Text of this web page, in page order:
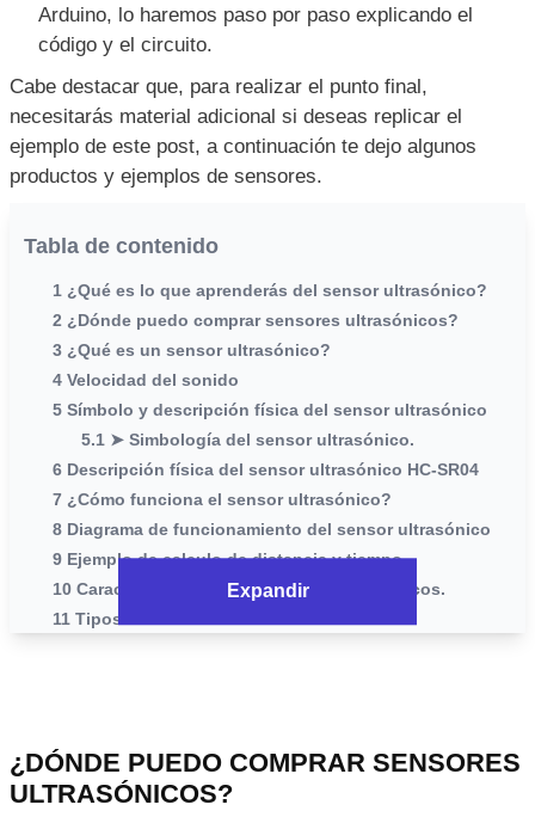
Arduino, lo haremos paso por paso explicando el
código y el circuito.
Cabe destacar que, para realizar el punto final,
necesitarás material adicional si deseas replicar el
ejemplo de este post, a continuación te dejo algunos
productos y ejemplos de sensores.
Tabla de contenido
1 ¿Qué es lo que aprenderás del sensor ultrasónico?
2 ¿Dónde puedo comprar sensores ultrasónicos?
3 ¿Qué es un sensor ultrasónico?
4 Velocidad del sonido
5 Símbolo y descripción física del sensor ultrasónico
5.1 ➤ Simbología del sensor ultrasónico.
6 Descripción física del sensor ultrasónico HC-SR04
7 ¿Cómo funciona el sensor ultrasónico?
8 Diagrama de funcionamiento del sensor ultrasónico
9 Ejemplo de calculo de distancia y tiempo
10 Características de los sensores ultrasónicos.
11 Tipos de sensores ultrasónicos
13 Programación y código en Arduino.
14 Código completo del sensor ultrasónico HC-SR04
Expandir
¿DÓNDE PUEDO COMPRAR SENSORES
ULTRASÓNICOS?